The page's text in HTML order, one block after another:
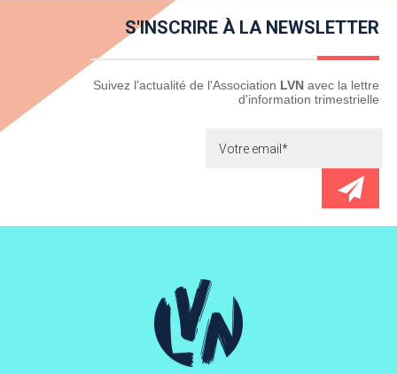
S'INSCRIRE À LA NEWSLETTER
Newsletter Suivez l'actualité de l'Association LVN avec la lettre
d'information trimestrielle